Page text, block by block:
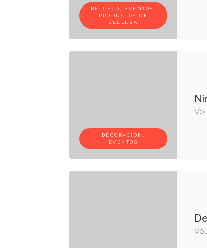
BELLEZA, EVENTOS,
PRODUCTOS DE
BELLEZA
DECORACIÓN,
EVENTOS